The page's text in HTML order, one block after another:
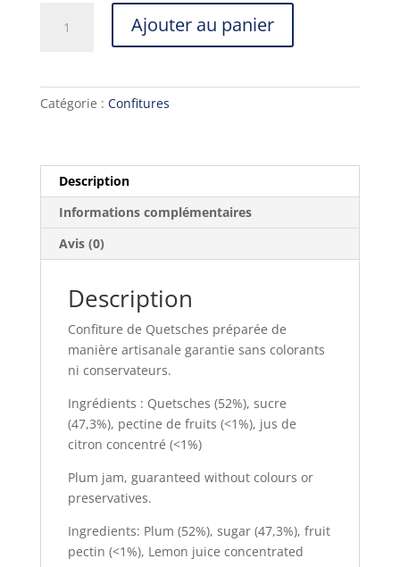
Quetsches
Artisanale
Ajouter au panier
Catégorie : Confitures
Description
Informations complémentaires
Avis (0)
Description
Confiture de Quetsches préparée de
manière artisanale garantie sans colorants
ni conservateurs.
Ingrédients : Quetsches (52%), sucre
(47,3%), pectine de fruits (<1%), jus de
citron concentré (<1%)
Plum jam, guaranteed without colours or
preservatives.
Ingredients: Plum (52%), sugar (47,3%), fruit
pectin (<1%), Lemon juice concentrated